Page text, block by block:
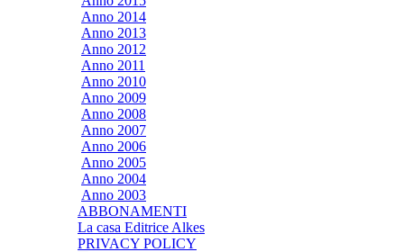
Anno 2014
Anno 2013
Anno 2012
Anno 2011
Anno 2010
Anno 2009
Anno 2008
Anno 2007
Anno 2006
Anno 2005
Anno 2004
Anno 2003
ABBONAMENTI
La casa Editrice Alkes
PRIVACY POLICY